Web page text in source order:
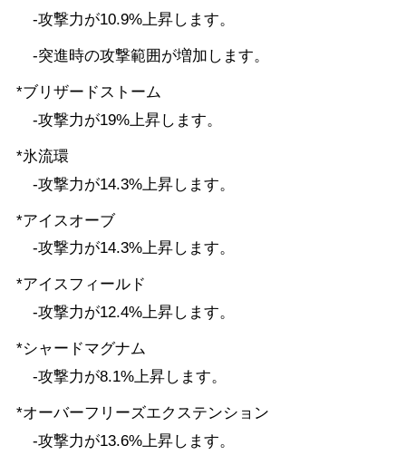
-攻撃力が10.9%上昇します。
-突進時の攻撃範囲が増加します。
*ブリザードストーム
-攻撃力が19%上昇します。
*氷流環
-攻撃力が14.3%上昇します。
*アイスオーブ
-攻撃力が14.3%上昇します。
*アイスフィールド
-攻撃力が12.4%上昇します。
*シャードマグナム
-攻撃力が8.1%上昇します。
*オーバーフリーズエクステンション
-攻撃力が13.6%上昇します。